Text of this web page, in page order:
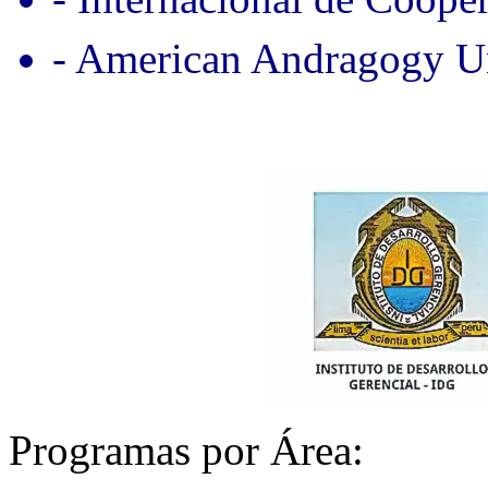
- American Andragogy
Programas por Área: